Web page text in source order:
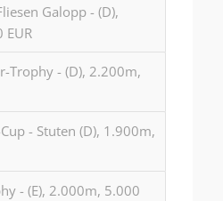
Galopp - (D),
Trophy - (D), 2.200m,
- Stuten (D), 1.900m,
- (E), 2.000m, 5.000